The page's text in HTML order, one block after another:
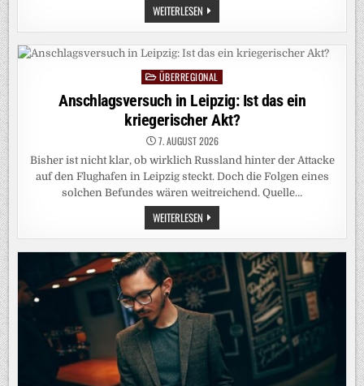
WEITERLESEN SICHERHEIT:
BUNDESREGIERUNG
WILL
AUSWEITEN
PostedÜBERREGIONAL
Anschlagsversuch in Leipzig: Ist das ein
kriegerischer Akt?
7. AUGUST 2026
Bisher ist nicht klar, ob wirklich Russland hinter der Attacke
auf den Flughafen in Leipzig steckt. Doch die Folgen eines
solchen Befundes wären weitreichend. Quelle…
WEITERLESEN ANSCHLAGSVERSUCH
IN
LEIPZIG:
EIN
KRIEGERISCHER
AKT?